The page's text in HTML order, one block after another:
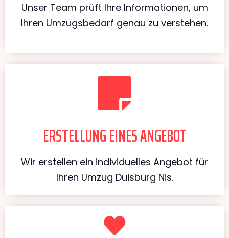
Unser Team prüft Ihre Informationen, um
Ihren Umzugsbedarf genau zu verstehen.
ERSTELLUNG EINES ANGEBOT
Wir erstellen ein individuelles Angebot für
Ihren Umzug Duisburg Nis.